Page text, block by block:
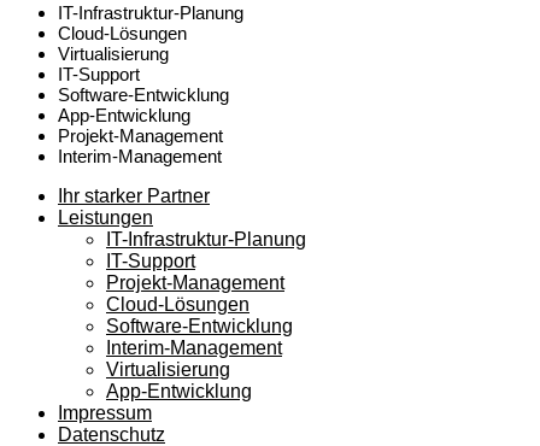
IT-Infrastruktur-Planung
Cloud-Lösungen
Virtualisierung
IT-Support
Software-Entwicklung
App-Entwicklung
Projekt-Management
Interim-Management
Ihr starker Partner
Leistungen
IT-Infrastruktur-Planung
IT-Support
Projekt-Management
Cloud-Lösungen
Software-Entwicklung
Interim-Management
Virtualisierung
App-Entwicklung
Impressum
Datenschutz